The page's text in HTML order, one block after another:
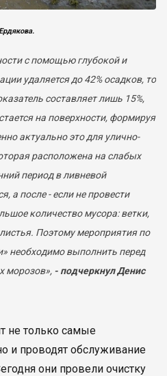
с помощью глубокой и
удаляется до 42% осадков, то
составляет лишь 15%,
на поверхности, формируя
актуально это для улично-
расположена на слабых
период в ливневой
а после - если не провести
количество мусора: ветки,
Поэтому мероприятия по
необходимо выполнить перед
морозов», - подчеркнул Денис
не только самые
и проводят обслуживание
они провели очистку